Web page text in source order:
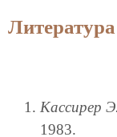
Литература
Кассирер Э.
1983.